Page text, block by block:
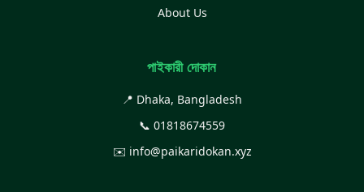
About Us
পাইকারী দোকান
📍 Dhaka, Bangladesh
📞 01818674559
✉️ info@paikaridokan.xyz